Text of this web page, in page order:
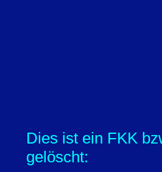
Dies ist ein FKK
gelöscht: